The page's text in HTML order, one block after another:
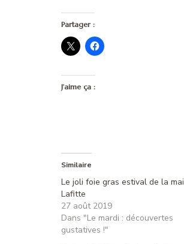
Partager :
J’aime ça :
Similaire
Le joli foie gras estival de la
Lafitte
27 août 2019
Dans "Le mardi : découvertes
gustatives !"